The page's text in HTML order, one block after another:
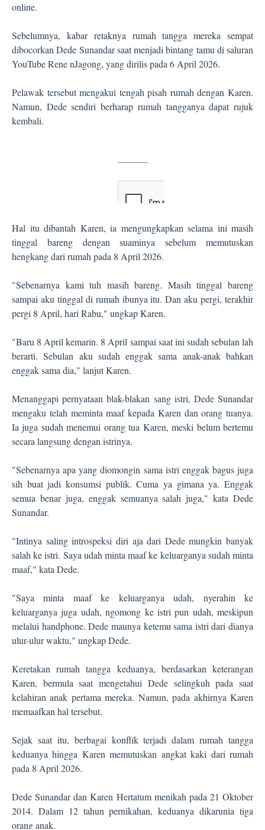
online.
Sebelumnya, kabar retaknya rumah tangga mereka sempat
dibocorkan Dede Sunandar saat menjadi bintang tamu di saluran
YouTube Rene nJagong, yang dirilis pada 6 April 2026.
Pelawak tersebut mengakui tengah pisah rumah dengan Karen.
Namun, Dede sendiri berharap rumah tangganya dapat rujuk
kembali.
Hal itu dibantah Karen, ia mengungkapkan selama ini masih
tinggal bareng dengan suaminya sebelum memutuskan
hengkang dari rumah pada 8 April 2026.
"Sebenarnya kami tuh masih bareng. Masih tinggal bareng
sampai aku tinggal di rumah ibunya itu. Dan aku pergi, terakhir
pergi 8 April, hari Rabu," ungkap Karen.
"Baru 8 April kemarin. 8 April sampai saat ini sudah sebulan lah
berarti. Sebulan aku sudah enggak sama anak-anak bahkan
enggak sama dia," lanjut Karen.
Menanggapi pernyataan blak-blakan sang istri, Dede Sunandar
mengaku telah meminta maaf kepada Karen dan orang tuanya.
Ia juga sudah menemui orang tua Karen, meski belum bertemu
secara langsung dengan istrinya.
"Sebenarnya apa yang diomongin sama istri enggak bagus juga
sih buat jadi konsumsi publik. Cuma ya gimana ya. Enggak
semua benar juga, enggak semuanya salah juga," kata Dede
Sunandar.
"Intinya saling introspeksi diri aja dari Dede mungkin banyak
salah ke istri. Saya udah minta maaf ke keluarganya sudah minta
maaf," kata Dede.
"Saya minta maaf ke keluarganya udah, nyerahin ke
keluarganya juga udah, ngomong ke istri pun udah, meskipun
melalui handphone. Dede maunya ketemu sama istri dari dianya
ulur-ulur waktu," ungkap Dede.
Keretakan rumah tangga keduanya, berdasarkan keterangan
Karen, bermula saat mengetahui Dede selingkuh pada saat
kelahiran anak pertama mereka. Namun, pada akhirnya Karen
memaafkan hal tersebut.
Sejak saat itu, berbagai konflik terjadi dalam rumah tangga
keduanya hingga Karen memutuskan angkat kaki dari rumah
pada 8 April 2026.
Dede Sunandar dan Karen Hertatum menikah pada 21 Oktober
2014. Dalam 12 tahun pernikahan, keduanya dikarunia tiga
orang anak.